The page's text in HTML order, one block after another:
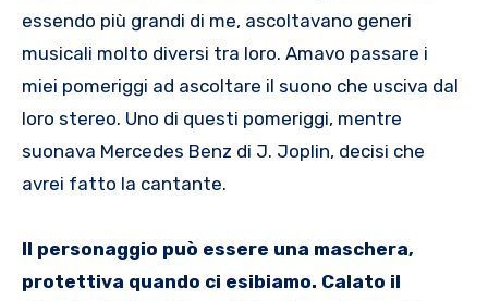
essendo più grandi di me, ascoltavano generi
musicali molto diversi tra loro. Amavo passare i
miei pomeriggi ad ascoltare il suono che usciva dal
loro stereo. Uno di questi pomeriggi, mentre
suonava Mercedes Benz di J. Joplin, decisi che
avrei fatto la cantante.
Il personaggio può essere una maschera,
protettiva quando ci esibiamo. Calato il